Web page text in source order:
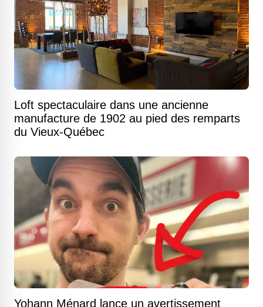
Loft spectaculaire dans une ancienne
manufacture de 1902 au pied des remparts
du Vieux-Québec
Yohann Ménard lance un avertissement